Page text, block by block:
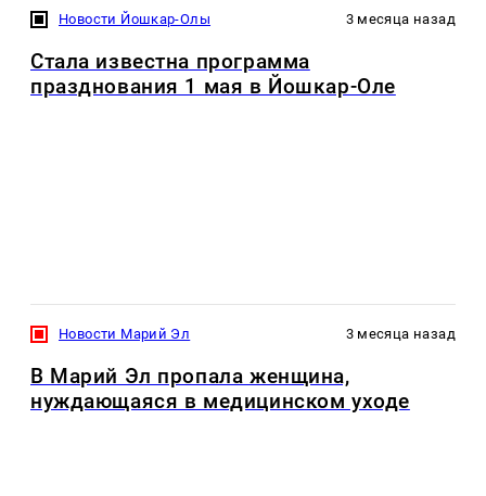
Новости Йошкар-Олы 3 месяца назад
Стала известна программа
празднования 1 мая в Йошкар-Оле
Новости Марий Эл 3 месяца назад
В Марий Эл пропала женщина,
нуждающаяся в медицинском уходе